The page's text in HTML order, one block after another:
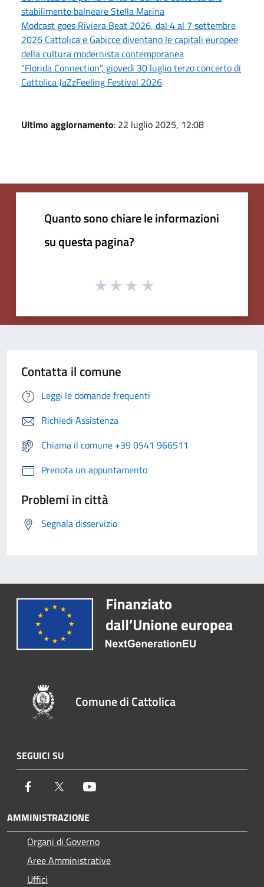
stabilimento balneare Stella Marina
Modcast goes Riviera Beat 2026, dal 4 al 7 settembre
2026 Cattolica e Gabicce diventano le capitali europee
della cultura modernista contemporanea
“Florida Connection”, giovedì 30 luglio terzo concerto di
Cattolica JaZzFeeling Festival 2026
Ultimo aggiornamento: 22 luglio 2025, 12:08
Quanto sono chiare le informazioni
su questa pagina?
Contatta il comune
Leggi le domande frequenti
Richiedi Assistenza
Chiama il comune +39 0541 966511
Prenota un appuntamento
Problemi in città
Segnala disservizio
Comune di Cattolica
SEGUICI SU
Facebook Twitter
AMMINISTRAZIONE
Organi di Governo
Aree Amministrative
Uffici